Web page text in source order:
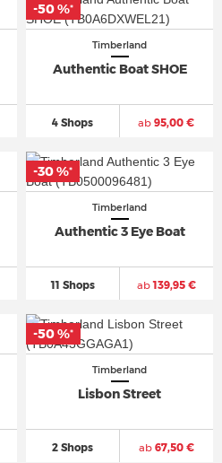
Timberland
Authentic Boat SHOE
4 Shops ab 95,00 €
-50 %*
Timberland
Authentic 3 Eye Boat
11 Shops ab139,95 €
-30 %*
Timberland
Lisbon Street
2 Shops ab67,50 €
-50 %*